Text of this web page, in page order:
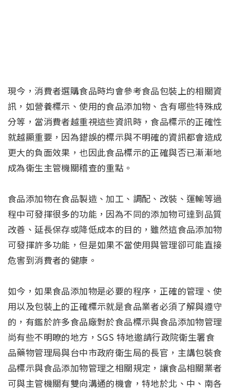
現今，消費者選購食品時均會參考食品包裝上的相關資
訊，如營養標示、使用的食品添加物、含有哪些特殊成
分等，當消費者越重視這些資訊時，食品標示的正確性
就越顯重要，因為錯誤的標示與不明確的資訊都會造成
更大的負面效果，也因此食品標示的正確與否已漸漸地
成為衛生主管機關稽查的重點。
食品添加物在食品製造、加工、調配、改裝、運輸等過
程中可發揮很多的功能，因為不同的添加物可達到品質
改善、延長保存或降低成本的目的，雖然這食品添加物
可發揮許多功能，但是如果不當使用與管理卻可能直接
危害到消費者的健康。
如今，如果食品添加物是必要的程序，正確的管理、使
用以及包裝上的正確標示就是食品業者必須了解與遵守
的，有鑑於許多食品廠對於食品標示與食品添加物管理
尚有些不明瞭的地方，SGS 特地邀請行政院衛生署食
品藥物管理局與台中市政府衛生局的長官，主講包裝食
品標示與食品添加物管理之相關規定，讓食品相關業者
可與主管機關有雙向溝通的機會，特地於北、中、南各